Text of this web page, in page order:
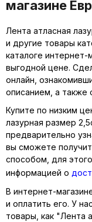
магазине
Лента атласная
и другие товары
каталоге интернет-
выгодной цене.
онлайн,
описанием, а также
Купите по низким
лазурная размер
предварительно
вы сможете
способом, для
информацией о
В интернет-
и оплатить его. У
товары, как "Лента